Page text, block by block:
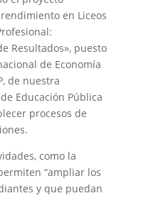
en Liceos
Resultados», puesto
de Economía
de nuestra
Educación Pública
procesos de
como la
“ampliar los
y que puedan